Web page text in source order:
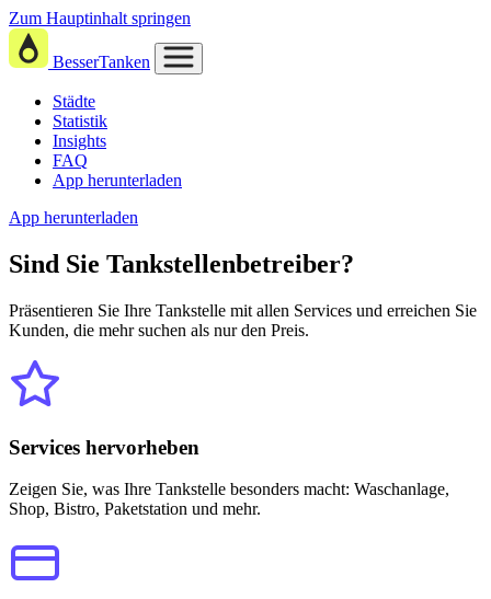
Zum Hauptinhalt springen
BesserTanken
Städte
Statistik
Insights
FAQ
App herunterladen
App herunterladen
Sind Sie Tankstellenbetreiber?
Präsentieren Sie Ihre Tankstelle mit allen Services und erreichen Sie
Kunden, die mehr suchen als nur den Preis.
Services hervorheben
Zeigen Sie, was Ihre Tankstelle besonders macht: Waschanlage,
Shop, Bistro, Paketstation und mehr.